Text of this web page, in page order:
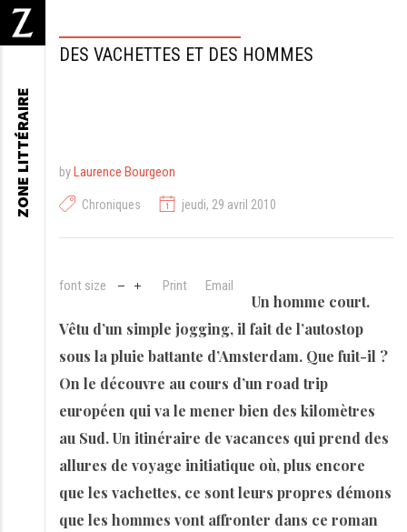
DES VACHETTES ET DES HOMMES
byLaurence Bourgeon
Chroniques jeudi, 29 avril 2010
font size Print Email
Un homme court.
Vêtu d’un simple jogging, il fait de l’autostop
sous la pluie battante d’Amsterdam. Que fuit-il ?
On le découvre au cours d’un road trip
européen qui va le mener bien des kilomètres
au Sud. Un itinéraire de vacances qui prend des
allures de voyage initiatique où, plus encore
que les vachettes, ce sont leurs propres démons
que les hommes vont affronter dans ce roman
ZONE LITTÉRAIRE